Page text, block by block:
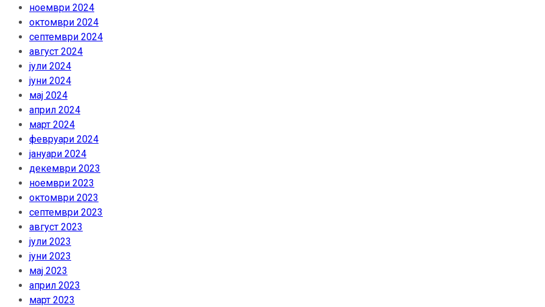
ноември 2024
октомври 2024
септември 2024
август 2024
јули 2024
јуни 2024
мај 2024
април 2024
март 2024
февруари 2024
јануари 2024
декември 2023
ноември 2023
октомври 2023
септември 2023
август 2023
јули 2023
јуни 2023
мај 2023
април 2023
март 2023